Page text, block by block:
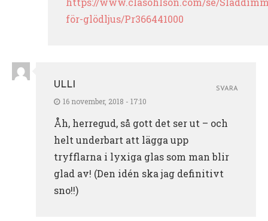
för-glödljus/Pr366441000
ULLI
16 november, 2018 - 17:10
Åh, herregud, så gott det ser ut – och
helt underbart att lägga upp
tryfflarna i lyxiga glas som man blir
glad av! (Den idén ska jag definitivt
sno!!)
SVARA